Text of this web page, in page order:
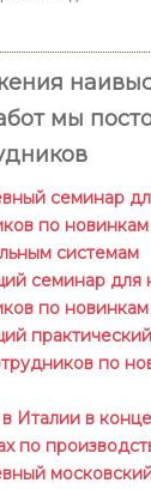
мы
семинар
по
системам
семинар для
по
по
Италии в
по